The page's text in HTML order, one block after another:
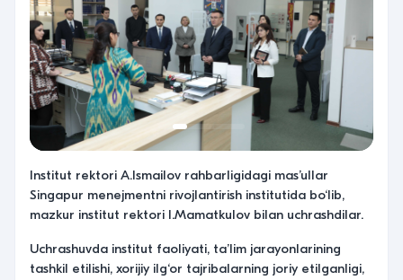
Institut rektori A.Ismailov rahbarligidagi masʼullar
Singapur menejmentni rivojlantirish institutida bo‘lib,
mazkur institut rektori I.Mamatkulov bilan uchrashdilar.
Uchrashuvda institut faoliyati, ta’lim jarayonlarining
tashkil etilishi, xorijiy ilg‘or tajribalarning joriy etilganligi,